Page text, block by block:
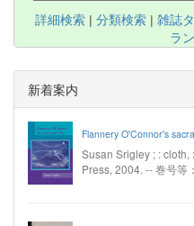
詳細検索 | 分類検索 | 雑誌
ラ
新着案内
Flannery O'Connor's
Susan Srigley ; : cloth,
Press, 2004. -- 巻号等